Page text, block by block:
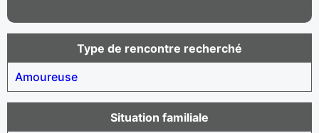
Type de rencontre recherché
Amoureuse
Situation familiale